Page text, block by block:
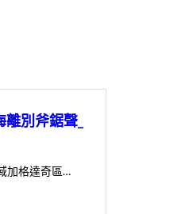
別斧鋸聲_
加格達奇區…